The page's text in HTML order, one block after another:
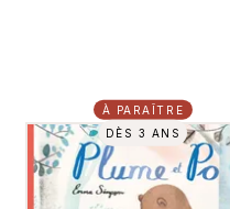
À PARAÎTRE
DÈS 3 ANS